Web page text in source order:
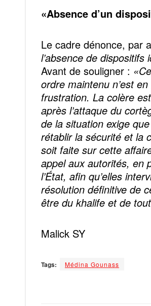
«Absence d’un
Le cadre dénonce, par
l’absence de
Avant de souligner :
ordre maintenu n’est
frustration. La colère
après l’attaque du
de la situation exige
rétablir la sécurité et la
soit faite sur cette
appel aux autorités, en
l’État, afin qu’elles
résolution définitive de
être du khalife et de
Malick SY
Tags: Médina Gounass